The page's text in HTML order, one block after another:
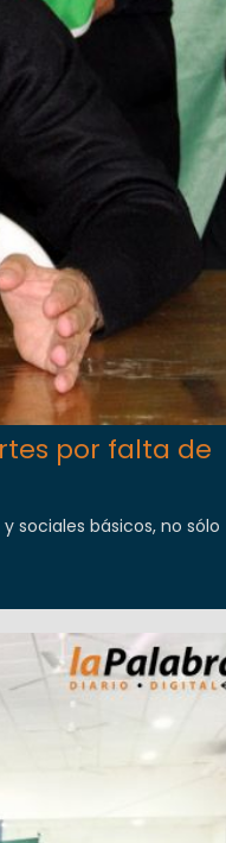
por falta de
sociales básicos, no sólo